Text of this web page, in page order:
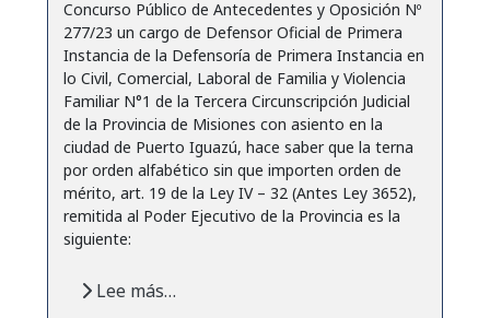
Concurso Público de Antecedentes y Oposición Nº
277/23 un cargo de Defensor Oficial de Primera
Instancia de la Defensoría de Primera Instancia en
lo Civil, Comercial, Laboral de Familia y Violencia
Familiar N°1 de la Tercera Circunscripción Judicial
de la Provincia de Misiones con asiento en la
ciudad de Puerto Iguazú, hace saber que la terna
por orden alfabético sin que importen orden de
mérito, art. 19 de la Ley IV – 32 (Antes Ley 3652),
remitida al Poder Ejecutivo de la Provincia es la
siguiente:
Lee más…